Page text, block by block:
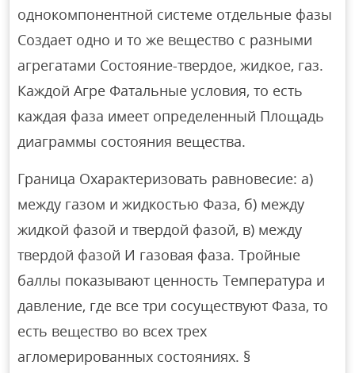
однокомпонентной системе отдельные фазы
Создает одно и то же вещество с разными
агрегатами Состояние-твердое, жидкое, газ.
Каждой Агре Фатальные условия, то есть
каждая фаза имеет определенный Площадь
диаграммы состояния вещества.
Граница Охарактеризовать равновесие: а)
между газом и жидкостью Фаза, б) между
жидкой фазой и твердой фазой, в) между
твердой фазой И газовая фаза. Тройные
баллы показывают ценность Температура и
давление, где все три сосуществуют Фаза, то
есть вещество во всех трех
агломерированных состояниях. §